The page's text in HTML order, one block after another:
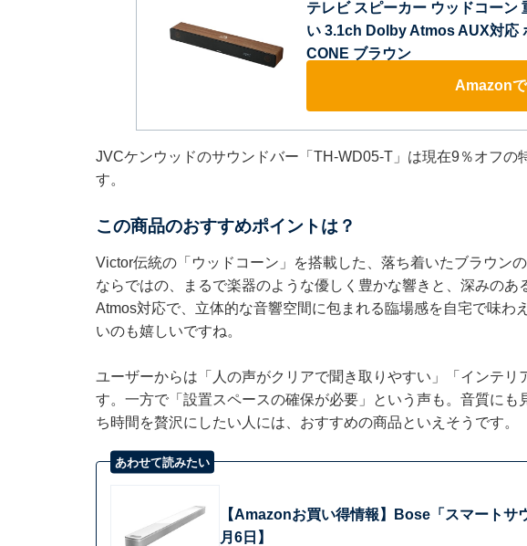
テレビ スピーカー ウッドコーン
い 3.1ch Dolby Atmos AUX対応
CONE ブラウン
Amazon
JVCケンウッドのサウンドバー「TH-WD05-T」は現在9％オフの
す。
この商品のおすすめポイントは？
Victor伝統の「ウッドコーン」を搭載した、落ち着いたブラウン
ならではの、まるで楽器のような優しく豊かな響きと、深みの
Atmos対応で、立体的な音響空間に包まれる臨場感を自宅で味わ
いのも嬉しいですね。
ユーザーからは「人の声がクリアで聞き取りやすい」「インテリ
す。一方で「設置スペースの確保が必要」という声も。音質にも
ち時間を贅沢にしたい人には、おすすめの商品といえそうです。
あわせて読みたい
【Amazonお買い得情報】Bose「スマートサ
月6日】